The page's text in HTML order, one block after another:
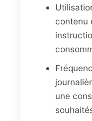
contenu
une